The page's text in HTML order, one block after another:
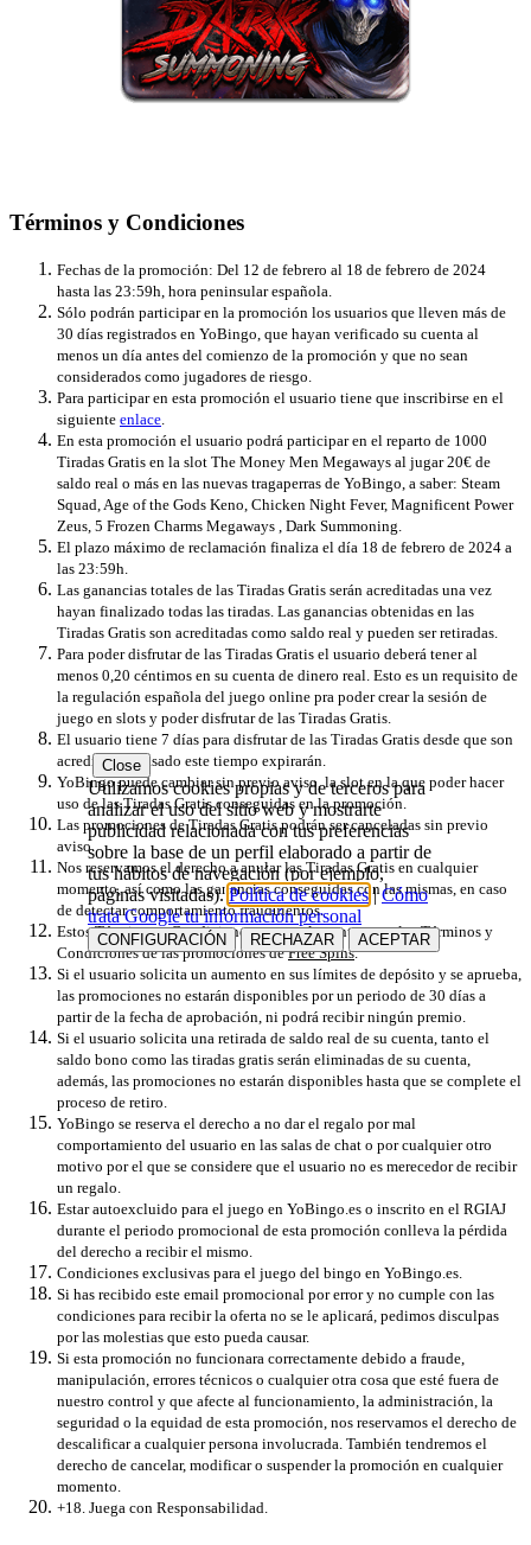
Términos y Condiciones
Fechas de la promoción: Del 12 de febrero al 18 de febrero de 2024
hasta las 23:59h, hora peninsular española.
Sólo podrán participar en la promoción los usuarios que lleven más de
30 días registrados en YoBingo, que hayan verificado su cuenta al
menos un día antes del comienzo de la promoción y que no sean
considerados como jugadores de riesgo.
Para participar en esta promoción el usuario tiene que inscribirse en el
siguiente enlace
En esta promoción el usuario podrá participar en el reparto de 1000
Tiradas Gratis en la slot The Money Men Megaways al jugar 20€ de
saldo real o más en las nuevas tragaperras de YoBingo, a saber: Steam
Squad, Age of the Gods Keno, Chicken Night Fever, Magnificent Power
Zeus, 5 Frozen Charms Megaways , Dark Summoning.
El plazo máximo de reclamación finaliza el día 18 de febrero de 2024 a
las 23:59h.
Las ganancias totales de las Tiradas Gratis serán acreditadas una vez
hayan finalizado todas las tiradas. Las ganancias obtenidas en las
Tiradas Gratis son acreditadas como saldo real y pueden ser retiradas.
Para poder disfrutar de las Tiradas Gratis el usuario deberá tener al
menos 0,20 céntimos en su cuenta de dinero real. Esto es un requisito de
la regulación española del juego online pra poder crear la sesión de
juego en slots y poder disfrutar de las Tiradas Gratis.
El usuario tiene 7 días para disfrutar de las Tiradas Gratis desde que son
acreditadas, pasado este tiempo expirarán.
YoBingo puede cambiar sin previo aviso, la slot en la que poder hacer
uso de las Tiradas Gratis conseguidas en la promoción.
Las promociones de Tiradas Gratis podrán ser canceladas sin previo
aviso.
Nos reservamos el derecho a anular las Tiradas Gratis en cualquier
momento, así como las ganancias conseguidas con las mismas, en caso
de detectar comportamiento fraudulentos.
Estos Términos y Condiciones se complementan con los Términos y
Condiciones de las promociones deFree Spins.
Si el usuario solicita un aumento en sus límites de depósito y se aprueba,
las promociones no estarán disponibles por un periodo de 30 días a
partir de la fecha de aprobación, ni podrá recibir ningún premio.
Si el usuario solicita una retirada de saldo real de su cuenta, tanto el
saldo bono como las tiradas gratis serán eliminadas de su cuenta,
además, las promociones no estarán disponibles hasta que se complete el
proceso de retiro.
YoBingo se reserva el derecho a no dar el regalo por mal
comportamiento del usuario en las salas de chat o por cualquier otro
motivo por el que se considere que el usuario no es merecedor de recibir
un regalo.
Estar autoexcluido para el juego en YoBingo.es o inscrito en el RGIAJ
durante el periodo promocional de esta promoción conlleva la pérdida
del derecho a recibir el mismo.
Condiciones exclusivas para el juego del bingo en YoBingo.es.
Si has recibido este email promocional por error y no cumple con las
condiciones para recibir la oferta no se le aplicará, pedimos disculpas
por las molestias que esto pueda causar.
Si esta promoción no funcionara correctamente debido a fraude,
manipulación, errores técnicos o cualquier otra cosa que esté fuera de
nuestro control y que afecte al funcionamiento, la administración, la
seguridad o la equidad de esta promoción, nos reservamos el derecho de
descalificar a cualquier persona involucrada. También tendremos el
derecho de cancelar, modificar o suspender la promoción en cualquier
momento.
+18. Juega con Responsabilidad.
Close
Utilizamos cookies propias y de terceros para
analizar el uso del sitio web y mostrarte
publicidad relacionada con tus preferencias
sobre la base de un perfil elaborado a partir de
tus hábitos de navegación (por ejemplo,
páginas visitadas).Política de cookies|Cómo
trata Google tu información personal
CONFIGURACIÓN RECHAZAR ACEPTAR